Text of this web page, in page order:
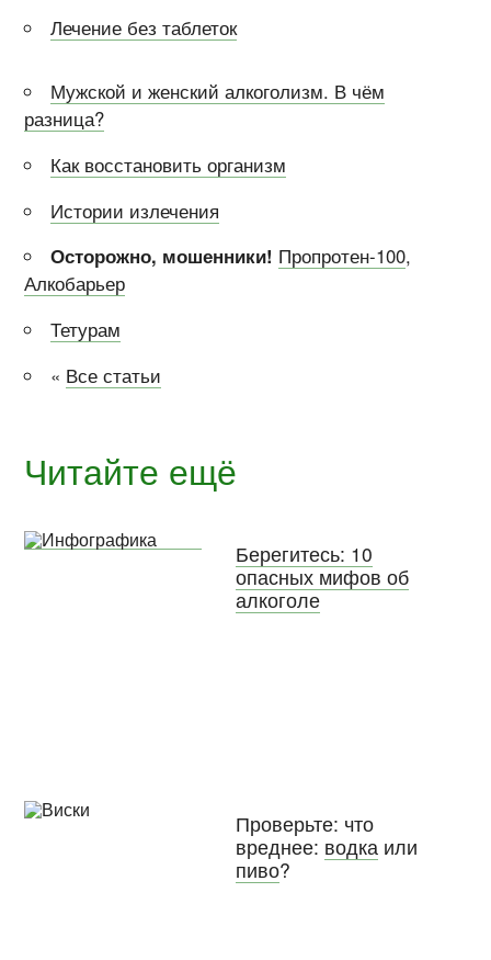
Лечение без таблеток
Мужской и женский алкоголизм. В чём
разница?
Как восстановить организм
Истории излечения
Осторожно, мошенники! Пропротен-100,
Алкобарьер
Тетурам
« Все статьи
Читайте ещё
Берегитесь: 10
опасных мифов об
алкоголе
Проверьте: что
вреднее: водка или
пиво?